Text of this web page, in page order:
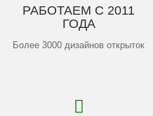
РАБОТАЕМ С 2011
ГОДА
Более 3000 дизайнов открыток